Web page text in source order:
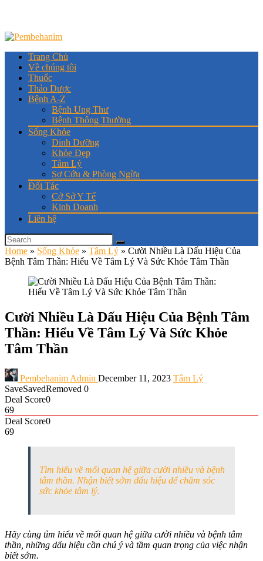
Trang Chủ
Về chúng tôi
Thuốc
Thảo Dược
Bệnh A-Z
Bệnh Ung Thư
Bệnh Thông Thường
Sống Khỏe
Dinh Dưỡng
Khỏe Đẹp
Tâm Lý
Sơ Cứu & Phòng Ngừa
Đối Tác
Cở Sở Y Tế
Kinh Doanh
Liên hệ
Home » Sống Khỏe » Tâm Lý » Cười Nhiều Là Dấu Hiệu Của
Bệnh Tâm Thần: Hiểu Về Tâm Lý Và Sức Khỏe Tâm Thần
Cười Nhiều Là Dấu Hiệu Của Bệnh Tâm
Thần: Hiểu Về Tâm Lý Và Sức Khỏe
Tâm Thần
Pembehanim Admin December 11, 2023 Tâm Lý
SaveSavedRemoved 0
Deal Score0
69
Deal Score0
69
Tìm hiểu về mối quan hệ giữa cười nhiều và bệnh
tâm thần. Nhận biết sớm dấu hiệu để chăm sóc
sức khỏe tâm lý.
Hãy cùng tìm hiểu về mối quan hệ giữa cười nhiều và bệnh tâm
thần, những dấu hiệu cần chú ý và tầm quan trọng của việc nhận
biết sớm.